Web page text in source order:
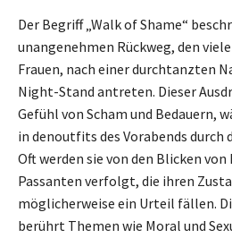
Der Begriff „Walk of Shame“
unangenehmen Rückweg, den
Frauen, nach einer durchtanzten
Night-Stand antreten. Dieser
Gefühl von Scham und Bedauern,
in denoutfits des Vorabends durch
Oft werden sie von den Blicken
Passanten verfolgt, die ihren
möglicherweise ein Urteil fällen.
berührt Themen wie Moral und